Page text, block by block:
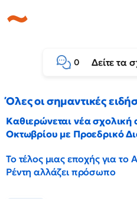
0 Δείτε τα
Όλες οι σημαντικές
Καθιερώνεται νέα σχολική
Οκτωβρίου με Προεδρικό
Το τέλος μιας εποχής για το
Ρέντη αλλάζει πρόσωπο